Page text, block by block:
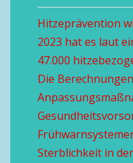
Hitzeprävention
2023 hat es laut
47.000
Die
Sterblichkeit in